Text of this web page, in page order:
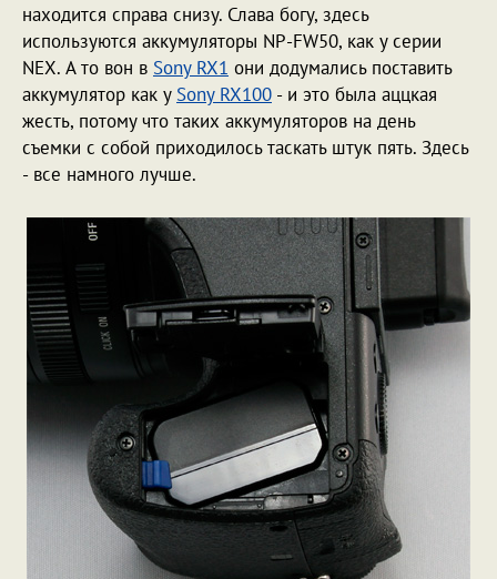
находится справа снизу. Слава богу, здесь
используются аккумуляторы NP-FW50, как у серии
NEX. А то вон в Sony RX1 они додумались поставить
аккумулятор как у Sony RX100 - и это была аццкая
жесть, потому что таких аккумуляторов на день
съемки с собой приходилось таскать штук пять. Здесь
- все намного лучше.